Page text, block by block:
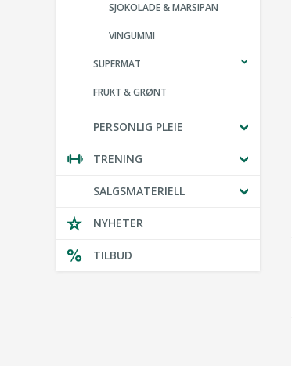
SJOKOLADE & MARSIPAN
VINGUMMI
SUPERMAT
FRUKT & GRØNT
PERSONLIG PLEIE
TRENING
SALGSMATERIELL
NYHETER
TILBUD